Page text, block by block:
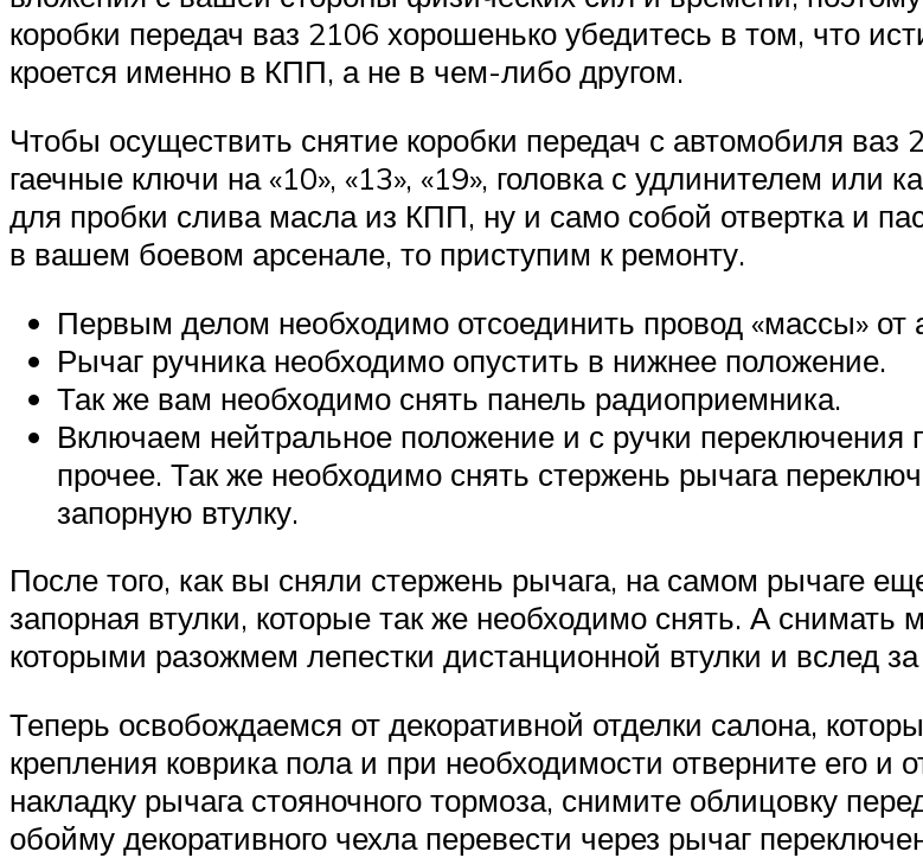
Меню
коробки передач ваз 2106 хорошенько убедитесь в том, что
кроется именно в КПП, а не в чем-либо другом.
Чтобы осуществить снятие коробки передач с автомобиля
гаечные ключи на «10», «13», «19», головка с удлинителем или
для пробки слива масла из КПП, ну и само собой отвертка и
в вашем боевом арсенале, то приступим к ремонту.
Первым делом необходимо отсоединить провод «массы» от
Рычаг ручника необходимо опустить в нижнее положение.
Так же вам необходимо снять панель радиоприемника.
Включаем нейтральное положение и с ручки
прочее. Так же необходимо снять стержень рычага
запорную втулку.
После того, как вы сняли стержень рычага, на самом рычаге
запорная втулки, которые так же необходимо снять. А
которыми разожмем лепестки дистанционной втулки и вслед
Теперь освобождаемся от декоративной отделки салона,
крепления коврика пола и при необходимости отверните его и
накладку рычага стояночного тормоза, снимите облицовку
обойму декоративного чехла перевести через рычаг